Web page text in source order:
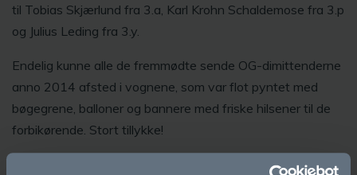
til Tobias Skjærlund fra 3.a, Karl Krohn Schaldemose fra 3.p
og Julius Leding fra 3.y.
Endelig kunne alle de fremmødte sende OG-dimittenderne
anno 2014 afsted i vognene, som var flot pyntet med
bøgegrene, balloner og bannere med friske hilsener til de
forbikørende. Stort tillykke!
årets studenteressay.